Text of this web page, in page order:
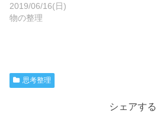
2019/06/16(日)
物の整理
思考整理
シェアする